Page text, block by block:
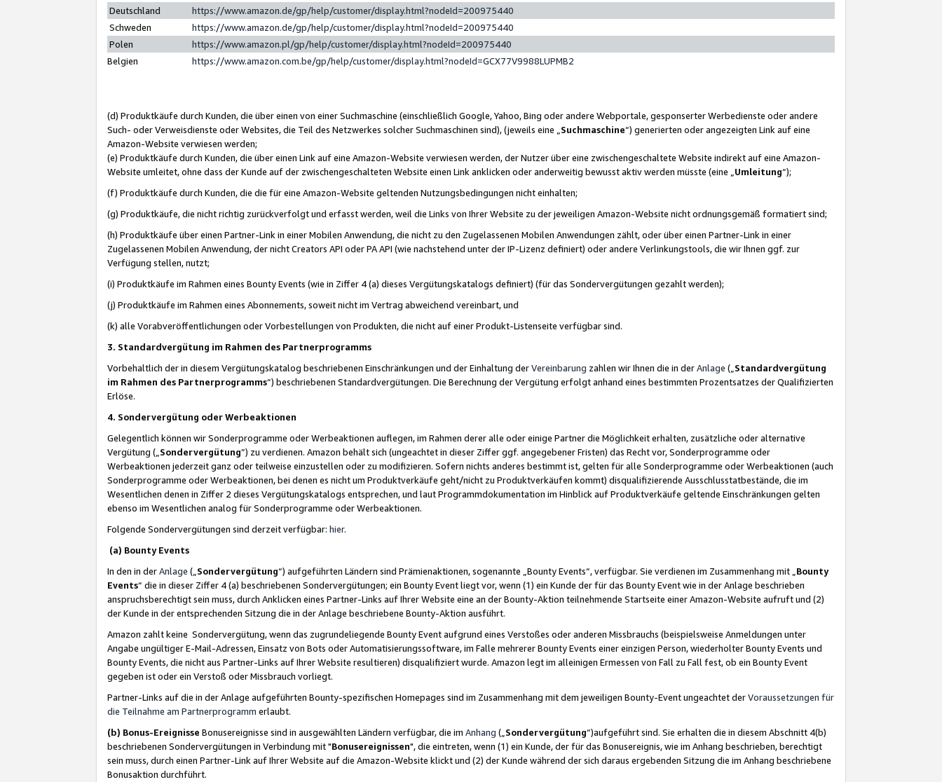
Deutschland
https://www.amazon.de/gp/help/customer/display.html?nodeId=200975440
Schweden
https://www.amazon.de/gp/help/customer/display.html?nodeId=200975440
Polen
https://www.amazon.pl/gp/help/customer/display.html?nodeId=200975440
Belgien
https://www.amazon.com.be/gp/help/customer/display.html?nodeId=GCX77V9988LUPMB2
(d) Produktkäufe durch Kunden, die über einen von einer Suchmaschine (einschließlich Google, Yahoo, Bing oder andere Webportale, gesponserter Werbedienste oder andere
Such- oder Verweisdienste oder Websites, die Teil des Netzwerkes solcher Suchmaschinen sind), (jeweils eine „ Suchmaschine“) generierten oder angezeigten Link auf eine
Amazon-Website verwiesen werden;
(e) Produktkäufe durch Kunden, die über einen Link auf eine Amazon-Website verwiesen werden, der Nutzer über eine zwischengeschaltete Website indirekt auf eine Amazon-
Website umleitet, ohne dass der Kunde auf der zwischengeschalteten Website einen Link anklicken oder anderweitig bewusst aktiv werden müsste (eine „ Umleitung“);
(f) Produktkäufe durch Kunden, die die für eine Amazon-Website geltenden Nutzungsbedingungen nicht einhalten;
(g) Produktkäufe, die nicht richtig zurückverfolgt und erfasst werden, weil die Links von Ihrer Website zu der jeweiligen Amazon-Website nicht ordnungsgemäß formatiert sind;
(h) Produktkäufe über einen Partner-Link in einer Mobilen Anwendung, die nicht zu den Zugelassenen Mobilen Anwendungen zählt, oder über einen Partner-Link in einer
Zugelassenen Mobilen Anwendung, der nicht Creators API oder PA API (wie nachstehend unter der IP-Lizenz definiert) oder andere Verlinkungstools, die wir Ihnen ggf. zur
Verfügung stellen, nutzt;
(i) Produktkäufe im Rahmen eines Bounty Events (wie in Ziffer 4 (a) dieses Vergütungskatalogs definiert) (für das Sondervergütungen gezahlt werden);
(j) Produktkäufe im Rahmen eines Abonnements, soweit nicht im Vertrag abweichend vereinbart, und
(k) alle Vorabveröffentlichungen oder Vorbestellungen von Produkten, die nicht auf einer Produkt-Listenseite verfügbar sind.
3. Standardvergütung im Rahmen des Partnerprogramms
Vorbehaltlich der in diesem Vergütungskatalog beschriebenen Einschränkungen und der Einhaltung derVereinbarung zahlen wir Ihnen die in derAnlage („ Standardvergütung
im Rahmen des Partnerprogramms“) beschriebenen Standardvergütungen. Die Berechnung der Vergütung erfolgt anhand eines bestimmten Prozentsatzes der Qualifizierten
Erlöse.
4. Sondervergütung oder Werbeaktionen
Gelegentlich können wir Sonderprogramme oder Werbeaktionen auflegen, im Rahmen derer alle oder einige Partner die Möglichkeit erhalten, zusätzliche oder alternative
Vergütung („ Sondervergütung”) zu verdienen. Amazon behält sich (ungeachtet in dieser Ziffer ggf. angegebener Fristen) das Recht vor, Sonderprogramme oder
Werbeaktionen jederzeit ganz oder teilweise einzustellen oder zu modifizieren. Sofern nichts anderes bestimmt ist, gelten für alle Sonderprogramme oder Werbeaktionen (auch
Sonderprogramme oder Werbeaktionen, bei denen es nicht um Produktverkäufe geht/nicht zu Produktverkäufen kommt) disqualifizierende Ausschlusstatbestände, die im
Wesentlichen denen in Ziffer 2 dieses Vergütungskatalogs entsprechen, und laut Programmdokumentation im Hinblick auf Produktverkäufe geltende Einschränkungen gelten
ebenso im Wesentlichen analog für Sonderprogramme oder Werbeaktionen.
Folgende Sondervergütungen sind derzeit verfügbar: hier.
(a) Bounty Events
In den in derAnlage („ Sondervergütung“) aufgeführten Ländern sind Prämienaktionen, sogenannte „Bounty Events“, verfügbar. Sie verdienen im Zusammenhang mit „ Bounty
Events“ die in dieser Ziffer 4 (a) beschriebenen Sondervergütungen; ein Bounty Event liegt vor, wenn (1) ein Kunde der für das Bounty Event wie in der Anlage beschrieben
anspruchsberechtigt sein muss, durch Anklicken eines Partner-Links auf Ihrer Website eine an der Bounty-Aktion teilnehmende Startseite einer Amazon-Website aufruft und (2)
der Kunde in der entsprechenden Sitzung die in der Anlage beschriebene Bounty-Aktion ausführt.
Amazon zahlt keine Sondervergütung, wenn das zugrundeliegende Bounty Event aufgrund eines Verstoßes oder anderen Missbrauchs (beispielsweise Anmeldungen unter
Angabe ungültiger E-Mail-Adressen, Einsatz von Bots oder Automatisierungssoftware, im Falle mehrerer Bounty Events einer einzigen Person, wiederholter Bounty Events und
Bounty Events, die nicht aus Partner-Links auf Ihrer Website resultieren) disqualifiziert wurde. Amazon legt im alleinigen Ermessen von Fall zu Fall fest, ob ein Bounty Event
gegeben ist oder ein Verstoß oder Missbrauch vorliegt.
Partner-Links auf die in der Anlage aufgeführten Bounty-spezifischen Homepages sind im Zusammenhang mit dem jeweiligen Bounty-Event ungeachtet derVoraussetzungen für
die Teilnahme am Partnerprogramm erlaubt.
(b) Bonus-Ereignisse Bonusereignisse sind in ausgewählten Ländern verfügbar, die im Anhang („ Sondervergütung“)aufgeführt sind. Sie erhalten die in diesem Abschnitt 4(b)
beschriebenen Sondervergütungen in Verbindung mit "Bonusereignissen", die eintreten, wenn (1) ein Kunde, der für das Bonusereignis, wie im Anhang beschrieben, berechtigt
sein muss, durch einen Partner-Link auf Ihrer Website auf die Amazon-Website klickt und (2) der Kunde während der sich daraus ergebenden Sitzung die im Anhang beschriebene
Bonusaktion durchführt.